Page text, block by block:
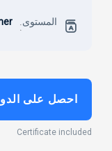
المستوى:
احصل على
Certificate included